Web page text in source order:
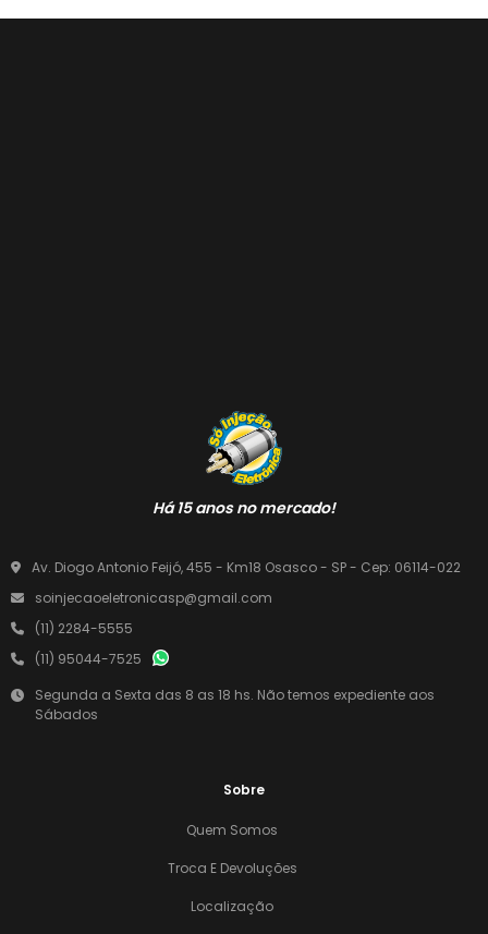
Há 15 anos no mercado!
Av. Diogo Antonio Feijó, 455 - Km18 Osasco - SP - Cep: 06114-022
soinjecaoeletronicasp@gmail.com
(11) 2284-5555
(11) 95044-7525
Segunda a Sexta das 8 as 18 hs. Não temos expediente aos
Sábados
Sobre
Quem Somos
Troca E Devoluções
Localização